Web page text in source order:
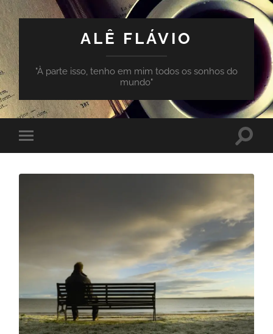
ALÊ FLÁVIO
"À parte isso, tenho em mim todos os sonhos do
mundo"
Toggle
mobile
Toggle